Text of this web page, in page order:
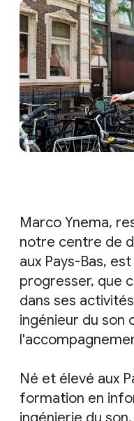
Marco Ynema,
notre centre de
aux Pays-Bas,
progresser, que
dans ses
ingénieur du son
Né et élevé aux
formation en